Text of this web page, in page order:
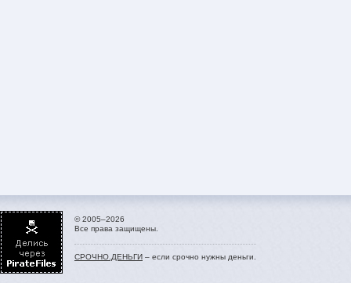
© 2005–2026
Все права защищены.
СРОЧНО.ДЕНЬГИ – если срочно нужны деньги.